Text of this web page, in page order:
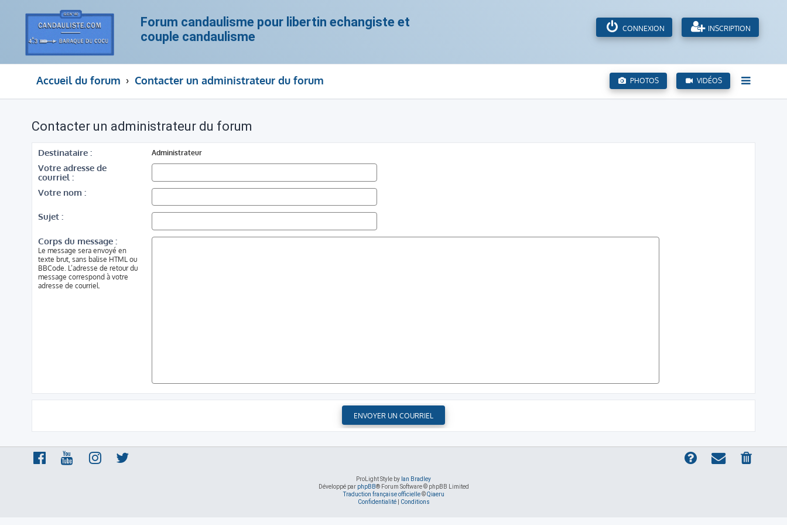
Forum candaulisme pour libertin echangiste et
couple candaulisme
CONNEXION INSCRIPTION
PHOTOS VIDÉOS
Accueil du forum Contacter un administrateur du forum
Contacter un administrateur du forum
Destinataire : Administrateur
Votre adresse de
courriel :
Votre nom :
Sujet :
Corps du message :
Le message sera envoyé en
texte brut, sans balise HTML ou
BBCode. L’adresse de retour du
message correspond à votre
adresse de courriel.
ProLight Style by Ian Bradley
Développé par phpBB® Forum Software © phpBB Limited
Traduction française officielle©Qiaeru
Confidentialité| Conditions